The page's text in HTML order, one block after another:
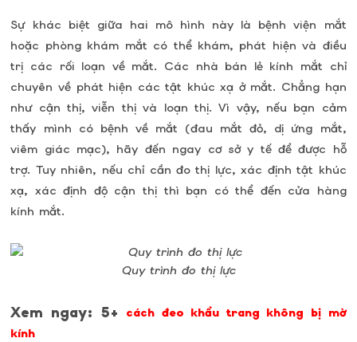
Sự khác biệt giữa hai mô hình này là bệnh viện mắt
hoặc phòng khám mắt có thể khám, phát hiện và điều
trị các rối loạn về mắt. Các nhà bán lẻ kính mắt chỉ
chuyên về phát hiện các tật khúc xạ ở mắt. Chẳng hạn
như cận thị, viễn thị và loạn thị. Vì vậy, nếu bạn cảm
thấy mình có bệnh về mắt (đau mắt đỏ, dị ứng mắt,
viêm giác mạc), hãy đến ngay cơ sở y tế để được hỗ
trợ. Tuy nhiên, nếu chỉ cần đo thị lực, xác định tật khúc
xạ, xác định độ cận thị thì bạn có thể đến cửa hàng
kính mắt.
Quy trình đo thị lực
Xem ngay: 5+
cách đeo khẩu trang không bị mờ
kính